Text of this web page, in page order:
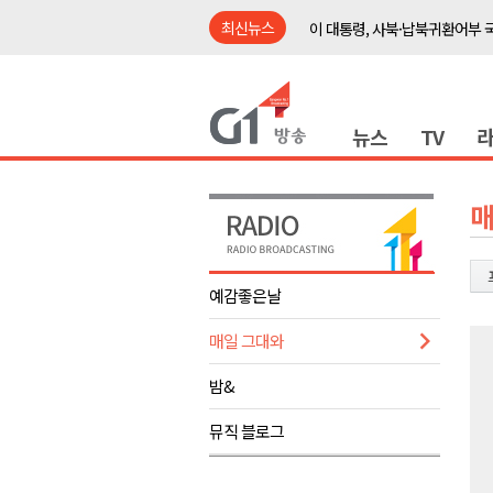
최신뉴스
이 대통령, 사북·납북귀환어부
이광재 국회 예결위원장, 강릉
육동한 시장, 국제스케이트장
영월군, 국·도비 확보 보고회 개
삼척 공공산후조리원 이전 시급
도-시군 첫 간담회..우상호 "하
이 대통령, 사북·납북귀환어부
여름축제 더위와 전쟁..물놀이
강원도, 최휘영 문체부장관과 정
뉴스 TV
예감좋은날
매일 그대와
밤&
뮤직 블로그